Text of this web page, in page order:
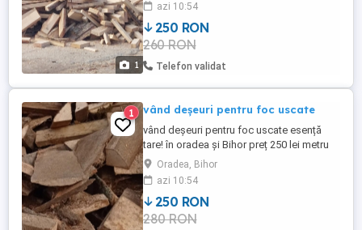
1
azi 10:54
250 RON
260 RON
Telefon validat
1 vând deșeuri pentru foc uscate
vând deșeuri pentru foc uscate esență
tare! în oradea și Bihor preț 250 lei metru
ster.Oradea, Bihor
azi 10:54
250 RON
280 RON